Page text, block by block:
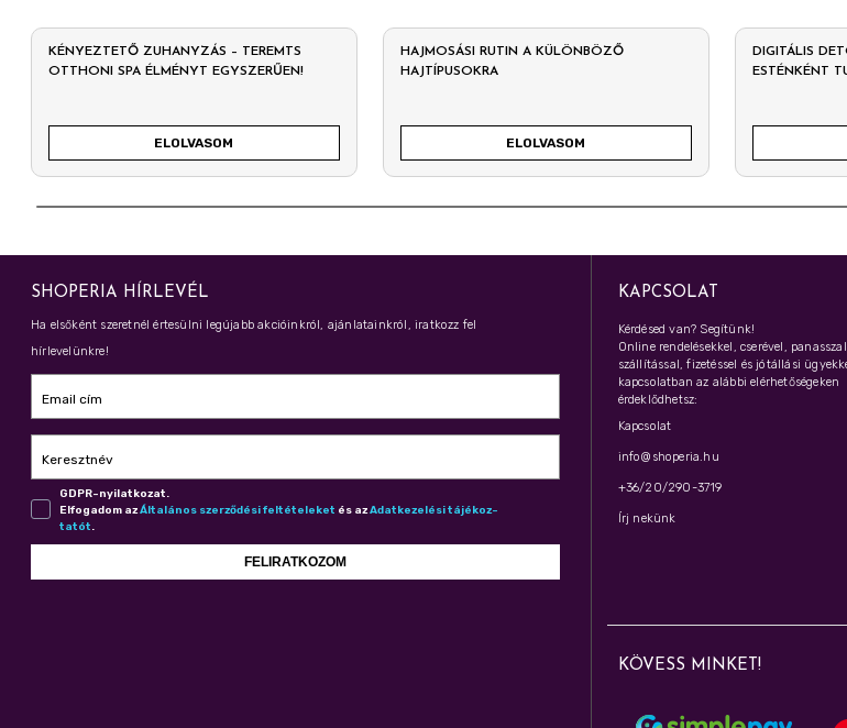
KÉNYEZTETŐ ZUHANYZÁS – TEREMTS
OTTHONI SPA ÉLMÉNYT EGYSZERŰEN!
ELOLVASOM
HAJMOSÁSI RUTIN A KÜLÖNBÖZŐ
HAJTÍPUSOKRA
ELOLVASOM
DIGITÁLIS
ESTÉNKÉNT
SHOPERIA HÍRLEVÉL
Ha elsőként szeretnél értesülni legújabb akcióinkról, ajánlatainkról, iratkozz fel
hírlevelünkre!
Email cím
Keresztnév
GDPR-nyilatkozat.
Elfogadom azÁl­ta­lá­nos szer­ző­dé­si fel­té­te­le­ket és azAdat­ke­ze­lé­si tá­jé­koz­
ta­tót.
FELIRATKOZOM
KAPCSOLAT
Kérdésed van? Segítünk!
Online rendelésekkel, cserével,
szállítással, fizetéssel és jótállási
kapcsolatban az alábbi elérhetőségeken
érdeklődhetsz:
Kapcsolat
info@shoperia.hu
+36/20/290-3719
Írj nekünk
KÖVESS MINKET!